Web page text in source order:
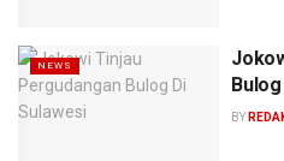
NEWS
BY